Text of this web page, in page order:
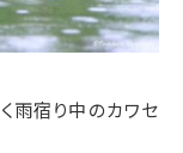
雨宿り中のカワセ